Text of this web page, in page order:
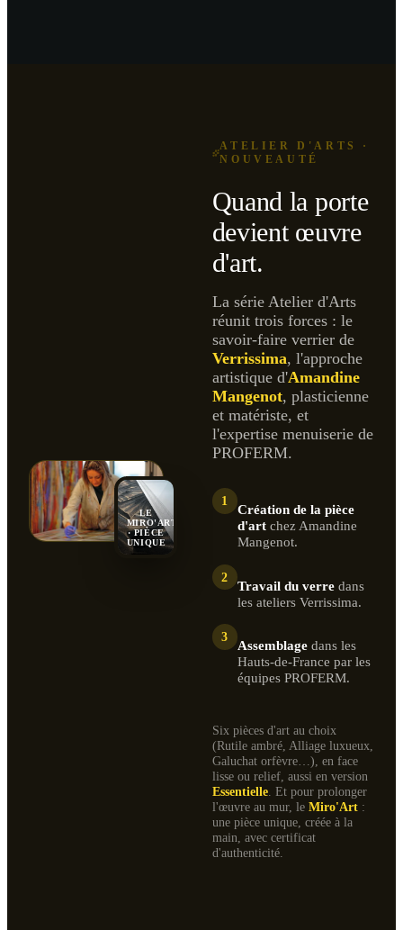
LE
MIRO'ART
· PIÈCE
UNIQUE
ATELIER D'ARTS ·
NOUVEAUTÉ
Quand la porte
devient œuvre
d'art.
La série Atelier d'Arts
réunit trois forces : le
savoir-faire verrier de
Verrissima, l'approche
artistique d'Amandine
Mangenot, plasticienne
et matériste, et
l'expertise menuiserie de
PROFERM.
1
Création de la pièce
d'art chez Amandine
Mangenot.
2
Travail du verre dans
les ateliers Verrissima.
3
Assemblage dans les
Hauts-de-France par les
équipes PROFERM.
Six pièces d'art au choix
(Rutile ambré, Alliage luxueux,
Galuchat orfèvre…), en face
lisse ou relief, aussi en version
Essentielle. Et pour prolonger
l'œuvre au mur, le Miro'Art:
une pièce unique, créée à la
main, avec certificat
d'authenticité.